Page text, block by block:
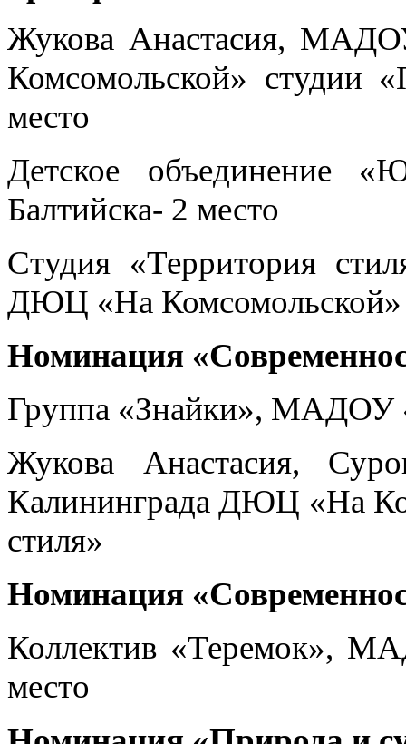
Жукова Анастасия,
Комсомольской» студии
место
Детское
Балтийска- 2 место
Студия «Территория
ДЮЦ «На Комсомольской»
Номинация
Группа «Знайки», МАДОУ
Жукова Анастасия,
Калининграда ДЮЦ «На
стиля»
Номинация
Коллектив «Теремок»,
место